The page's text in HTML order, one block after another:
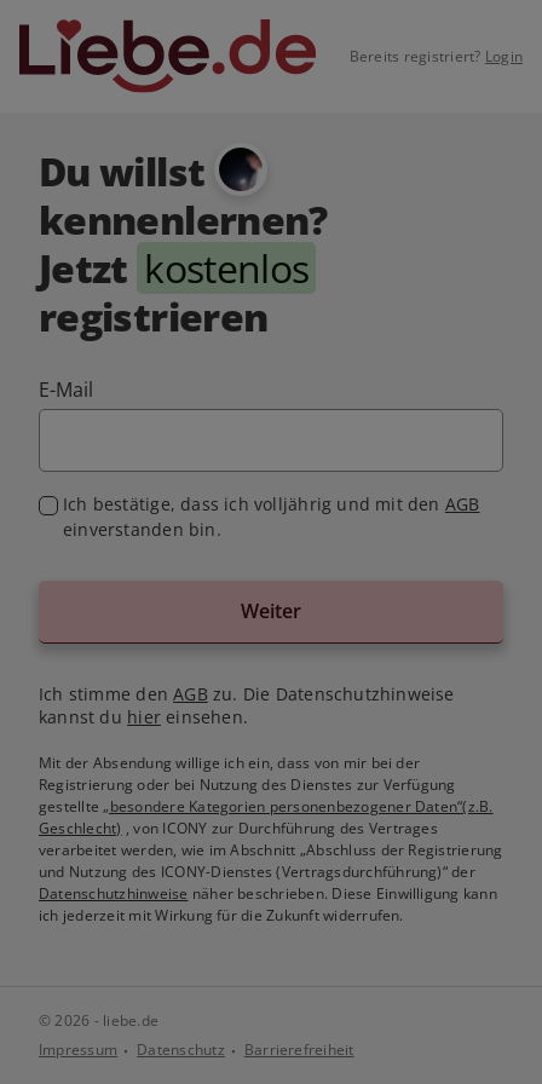
Bereits registriert? Login
Du willst
kennenlernen?
Jetzt kostenlos
registrieren
E-Mail
Ich bestätige, dass ich volljährig und mit den AGB
einverstanden bin.
Weiter
Ich stimme denAGB zu. Die Datenschutzhinweise
kannst du hiereinsehen.
Mit der Absendung willige ich ein, dass von mir bei der
Registrierung oder bei Nutzung des Dienstes zur Verfügung
gestellte„besondere Kategorien personenbezogener Daten“(z.B.
Geschlecht) , von ICONY zur Durchführung des Vertrages
verarbeitet werden, wie im Abschnitt „Abschluss der Registrierung
und Nutzung des ICONY-Dienstes (Vertragsdurchführung)“ der
Datenschutzhinweise näher beschrieben. Diese Einwilligung kann
ich jederzeit mit Wirkung für die Zukunft widerrufen.
© 2026 - liebe.de
Impressum
Datenschutz Barrierefreiheit